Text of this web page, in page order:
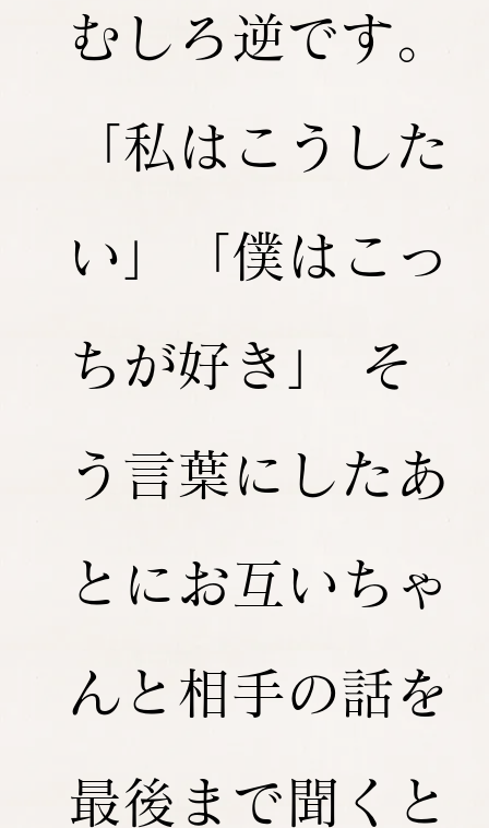
むしろ逆です。
「私はこうした
い」「僕はこっ
ちが好き」 そ
う言葉にしたあ
とにお互いちゃ
んと相手の話を
最後まで聞くと